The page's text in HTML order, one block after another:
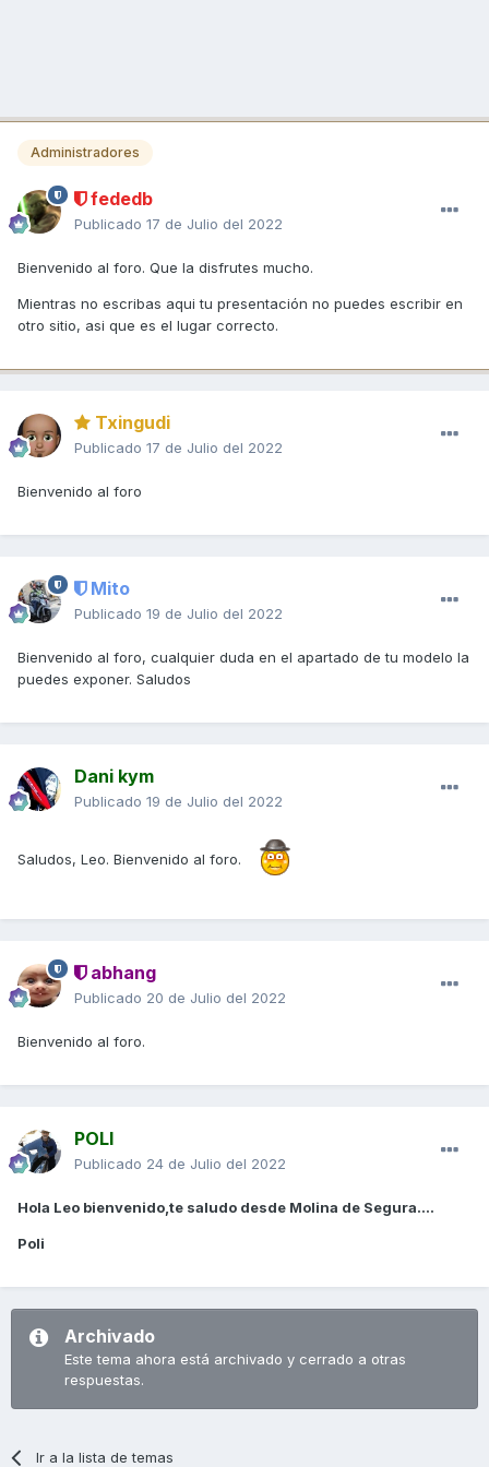
Administradores
fededb
Publicado 17 de Julio del 2022
Bienvenido al foro. Que la disfrutes mucho.
Mientras no escribas aqui tu presentación no puedes escribir en
otro sitio, asi que es el lugar correcto.
Txingudi
Publicado 17 de Julio del 2022
Bienvenido al foro
Mito
Publicado 19 de Julio del 2022
Bienvenido al foro, cualquier duda en el apartado de tu modelo la
puedes exponer. Saludos
Dani kym
Publicado 19 de Julio del 2022
Saludos, Leo. Bienvenido al foro.
abhang
Publicado 20 de Julio del 2022
Bienvenido al foro.
POLI
Publicado 24 de Julio del 2022
Hola Leo bienvenido,te saludo desde Molina de Segura....
Poli
Archivado
Este tema ahora está archivado y cerrado a otras
respuestas.
Ir a la lista de temas